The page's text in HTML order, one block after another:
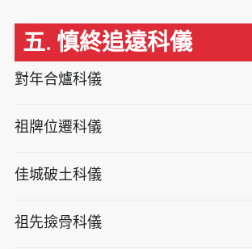
五. 慎終追遠科儀
對年合爐科儀
祖牌位遷科儀
佳城破土科儀
祖先撿骨科儀